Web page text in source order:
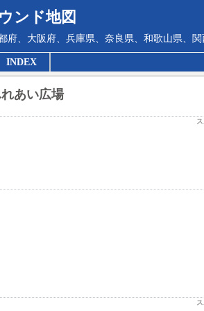
ンド地図
府、大阪府、兵庫県、奈良県、和歌山県、
INDEX
あい広場